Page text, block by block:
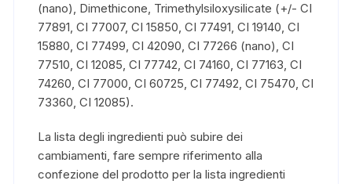
(nano), Dimethicone, Trimethylsiloxysilicate (+/- CI
77891, CI 77007, CI 15850, CI 77491, CI 19140, CI
15880, CI 77499, CI 42090, CI 77266 (nano), CI
77510, CI 12085, CI 77742, CI 74160, CI 77163, CI
74260, CI 77000, CI 60725, CI 77492, CI 75470, CI
73360, CI 12085).
La lista degli ingredienti può subire dei
cambiamenti, fare sempre riferimento alla
confezione del prodotto per la lista ingredienti